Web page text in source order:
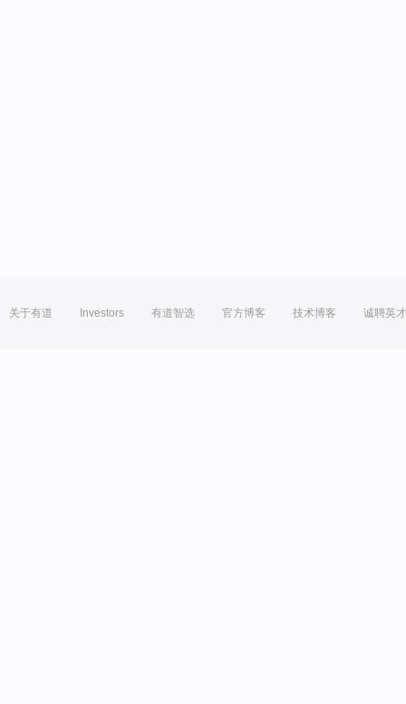
关于有道 Investors 有道智选 官方博客 技术博客 诚聘英才